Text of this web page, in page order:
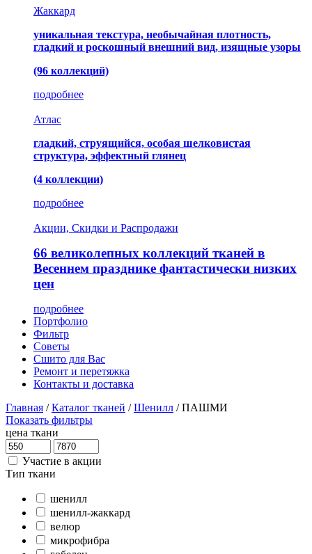
Жаккард
уникальная текстура, необычайная плотность,
гладкий и роскошный внешний вид, изящные узоры
(96 коллекций)
подробнее
Атлас
гладкий, струящийся, особая шелковистая
структура, эффектный глянец
(4 коллекции)
подробнее
Акции, Скидки и Распродажи
66 великолепных коллекций тканей в
Весеннем празднике фантастически низких
цен
подробнее
Портфолио
Фильтр
Советы
Сшито для Вас
Ремонт и перетяжка
Контакты и доставка
Главная / Каталог тканей / Шенилл / ПАШМИ
Показать фильтры
цена ткани
Участие в акции
Тип ткани
шенилл
шенилл-жаккард
велюр
микрофибра